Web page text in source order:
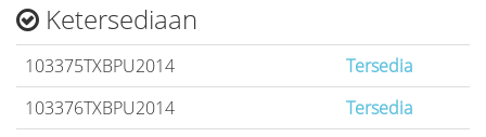
Ketersediaan
103375TXBPU2014
Tersedia
103376TXBPU2014
Tersedia